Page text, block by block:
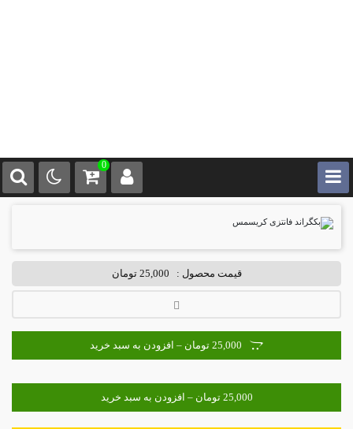
0
قیمت محصول : 25,000 تومان
25,000 تومان – افزودن به سبد خرید